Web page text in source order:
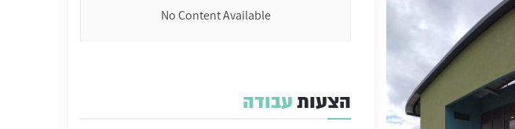
No Content Available
הצעותעבודה